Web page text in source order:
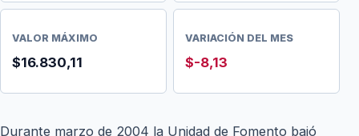
VALOR MÁXIMO
$16.830,11
VARIACIÓN DEL MES
$-8,13
Durante marzo de 2004 la Unidad de Fomento bajó